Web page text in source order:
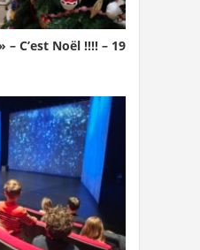
C’est Noël !!!! – 19